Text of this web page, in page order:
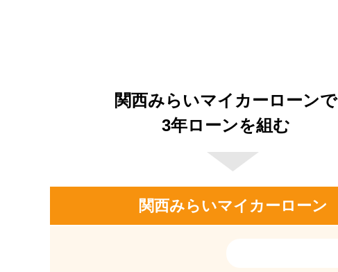
関西みらいマイカーローンで
3年ローンを組む
関西みらいマイカーローン